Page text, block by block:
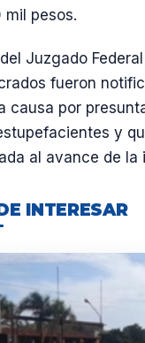
mil pesos.
Juzgado
fueron
causa por
y
al avance de la
INTERESAR